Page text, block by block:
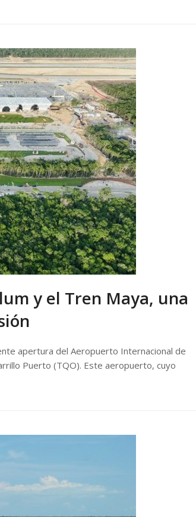
y el Tren Maya, una
apertura del Aeropuerto Internacional de
Puerto (TQO). Este aeropuerto, cuyo